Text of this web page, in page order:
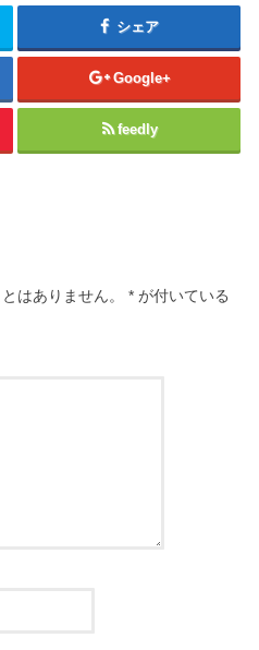
シェア
Google+
feedly
はありません。 * が付いている